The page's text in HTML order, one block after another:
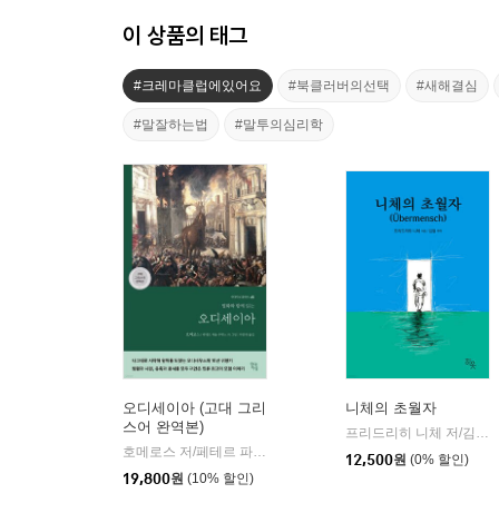
이 상품의 태그
#크레마클럽에있어요 #북클러버의선택 #새해결심
#말잘하는법 #말투의심리학
오디세이아 (고대 그리
스어 완역본)
| 현대지성
19,800원 (10% 할인)
니체의 초월자
12,500원 (0% 할인)